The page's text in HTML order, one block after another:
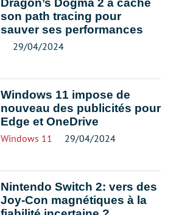
Dragon’s Dogma 2 a caché
son path tracing pour
sauver ses performances
29/04/2024
Windows 11 impose de
nouveau des publicités pour
Edge et OneDrive
Windows 11 29/04/2024
Nintendo Switch 2: vers des
Joy-Con magnétiques à la